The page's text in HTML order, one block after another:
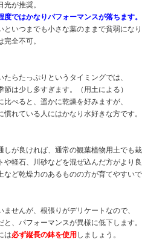
光が推奨。
度ではかなりパフォーマンスが落ちます。
といつまでも小さな葉のままで貧弱になり
完全不可。
たらたっぷりというタイミングでは、
節は少し多すぎます。（用土による）
比べると、遥かに乾燥を好みますが、
慣れている人にはかなり水好きな方です。
しが良ければ、通常の観葉植物用土でも栽
や軽石、川砂などを混ぜ込んだ方がより良
など乾燥力のあるものの方が育てやすいで
ませんが、根張りがデリケートなので、
と、パフォーマンスが異様に低下します。
は必ず縦長の鉢を使用 しましょう。